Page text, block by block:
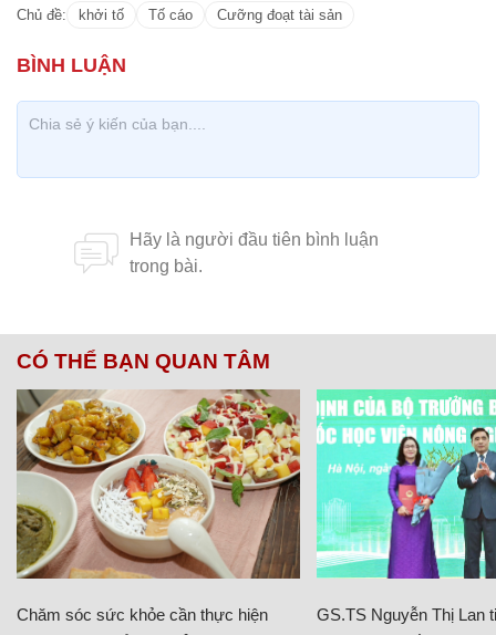
Chủ đề: khởi tố Tố cáo Cưỡng đoạt tài sản
CÓ THỂ BẠN QUAN TÂM
Chăm sóc sức khỏe cần thực hiện
GS.TS Nguyễn Thị Lan